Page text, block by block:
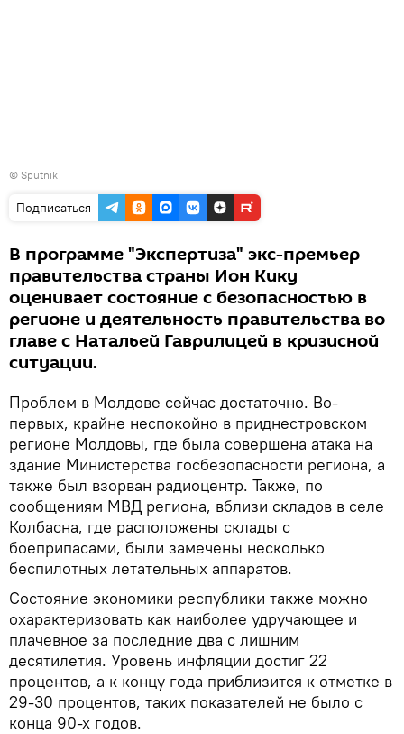
© Sputnik
Подписаться
В программе "Экспертиза" экс-премьер
правительства страны Ион Кику
оценивает состояние с безопасностью в
регионе и деятельность правительства во
главе с Натальей Гаврилицей в кризисной
ситуации.
Проблем в Молдове сейчас достаточно. Во-
первых, крайне неспокойно в приднестровском
регионе Молдовы, где была совершена атака на
здание Министерства госбезопасности региона, а
также был взорван радиоцентр. Также, по
сообщениям МВД региона, вблизи складов в селе
Колбасна, где расположены склады с
боеприпасами, были замечены несколько
беспилотных летательных аппаратов.
Состояние экономики республики также можно
охарактеризовать как наиболее удручающее и
плачевное за последние два с лишним
десятилетия. Уровень инфляции достиг 22
процентов, а к концу года приблизится к отметке в
29-30 процентов, таких показателей не было с
конца 90-х годов.